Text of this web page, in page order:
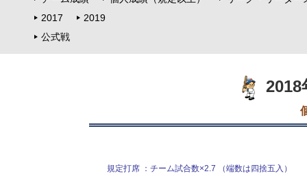
2017
2019
公式戦
規定打席 ：チーム試合数×2.7 （端数は四捨五入）